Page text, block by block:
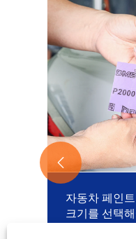
자동차 페인
크기를 선택
